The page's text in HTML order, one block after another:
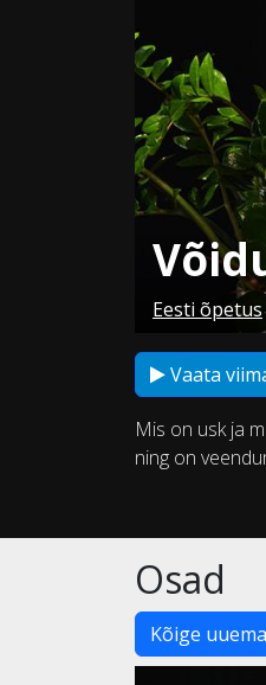
Eesti õpetus
Vaata
Mis on usk ja
ning on
Osad
Kõige